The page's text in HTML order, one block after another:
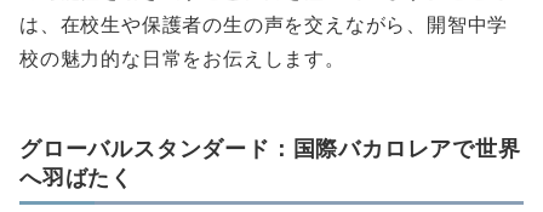
は、在校生や保護者の生の声を交えながら、開智中学
校の魅力的な日常をお伝えします。
グローバルスタンダード：国際バカロレアで世界
へ羽ばたく